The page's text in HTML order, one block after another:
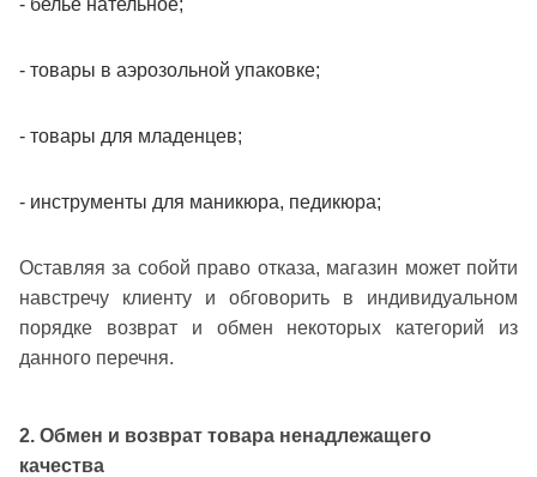
- товары в аэрозольной упаковке;
- товары для младенцев;
- инструменты для маникюра, педикюра;
Оставляя за собой право отказа, магазин может пойти
навстречу клиенту и обговорить в индивидуальном
порядке возврат и обмен некоторых категорий из
данного перечня.
2. Обмен и возврат товара ненадлежащего
качества